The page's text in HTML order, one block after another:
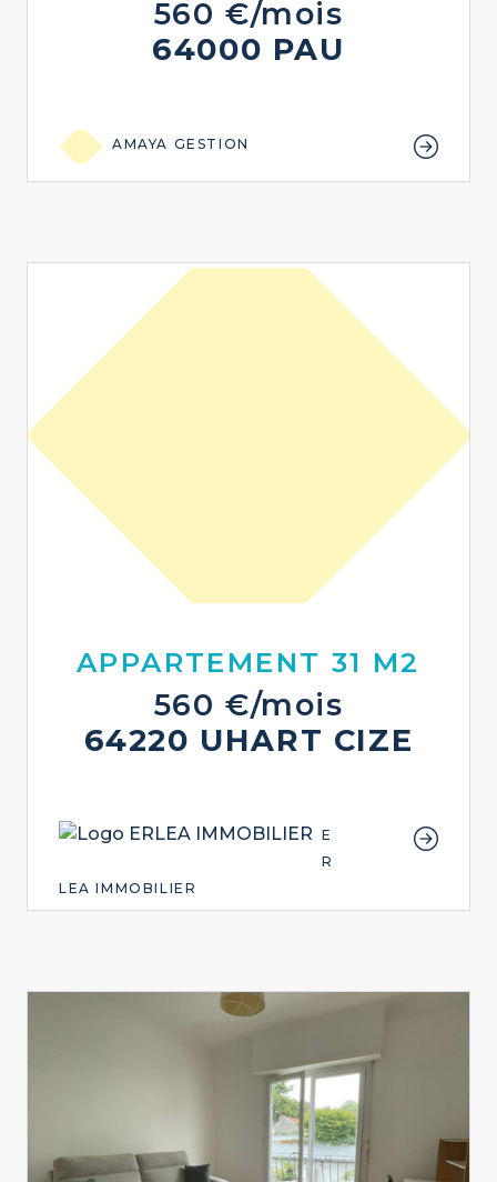
560 €/mois
64000 PAU
AMAYA GESTION
APPARTEMENT 31 M2
560 €/mois
64220 UHART CIZE
E
R
LEA IMMOBILIER